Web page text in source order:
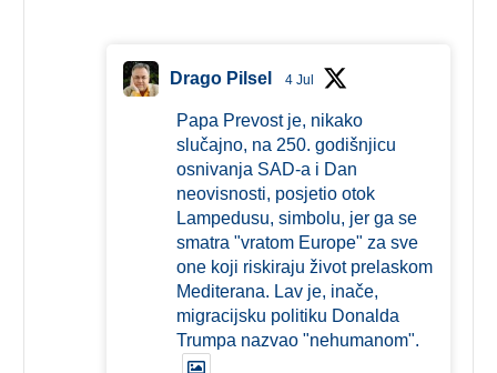
Drago Pilsel 4 Jul
Papa Prevost je, nikako
slučajno, na 250. godišnjicu
osnivanja SAD-a i Dan
neovisnosti, posjetio otok
Lampedusu, simbolu, jer ga se
smatra "vratom Europe" za sve
one koji riskiraju život prelaskom
Mediterana. Lav je, inače,
migracijsku politiku Donalda
Trumpa nazvao "nehumanom".